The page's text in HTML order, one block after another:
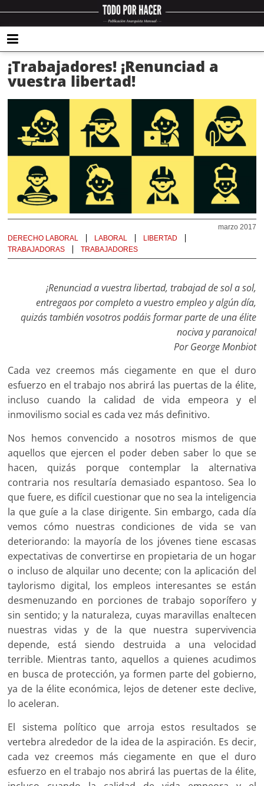
¡Trabajadores! ¡Renunciad a
vuestra libertad!
marzo 2017
DERECHO LABORAL
LABORAL
LIBERTAD
TRABAJADORAS
TRABAJADORES
¡Renunciad a vuestra libertad, trabajad de sol a sol,
entregaos por completo a vuestro empleo y algún día,
quizás también vosotros podáis formar parte de una élite
nociva y paranoica!
Por George Monbiot
Cada vez creemos más ciegamente en que el duro
esfuerzo en el trabajo nos abrirá las puertas de la élite,
incluso cuando la calidad de vida empeora y el
inmovilismo social es cada vez más definitivo.
Nos hemos convencido a nosotros mismos de que
aquellos que ejercen el poder deben saber lo que se
hacen, quizás porque contemplar la alternativa
contraria nos resultaría demasiado espantoso. Sea lo
que fuere, es difícil cuestionar que no sea la inteligencia
la que guíe a la clase dirigente. Sin embargo, cada día
vemos cómo nuestras condiciones de vida se van
deteriorando: la mayoría de los jóvenes tiene escasas
expectativas de convertirse en propietaria de un hogar
o incluso de alquilar uno decente; con la aplicación del
taylorismo digital, los empleos interesantes se están
desmenuzando en porciones de trabajo soporífero y
sin sentido; y la naturaleza, cuyas maravillas enaltecen
nuestras vidas y de la que nuestra supervivencia
depende, está siendo destruida a una velocidad
terrible. Mientras tanto, aquellos a quienes acudimos
en busca de protección, ya formen parte del gobierno,
ya de la élite económica, lejos de detener este declive,
lo aceleran.
El sistema político que arroja estos resultados se
vertebra alrededor de la idea de la aspiración. Es decir,
cada vez creemos más ciegamente en que el duro
esfuerzo en el trabajo nos abrirá las puertas de la élite,